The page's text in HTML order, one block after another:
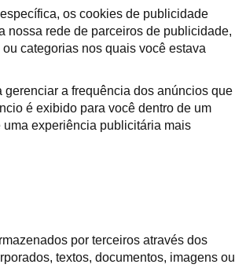
os cookies de publicidade
nossa rede de parceiros de publicidade,
categorias nos quais você estava
a frequência dos anúncios que
é exibido para você dentro de um
experiência publicitária mais
por terceiros através dos
textos, documentos, imagens ou